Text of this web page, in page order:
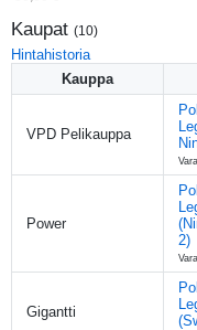
Kaupat (10)
Hintahistoria
Kauppa
VPD Pelikauppa
Power
2)
Gigantti